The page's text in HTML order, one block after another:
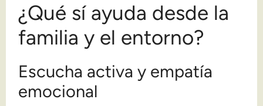
¿Qué sí ayuda desde la
familia y el entorno?
Escucha activa y empatía
emocional